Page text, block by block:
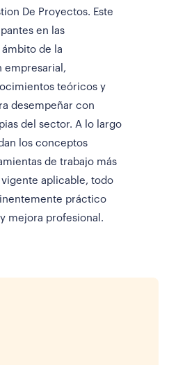
De Proyectos. Este
en las
de la
empresarial,
teóricos y
desempeñar con
del sector. A lo largo
los conceptos
de trabajo más
aplicable, todo
práctico
mejora profesional.